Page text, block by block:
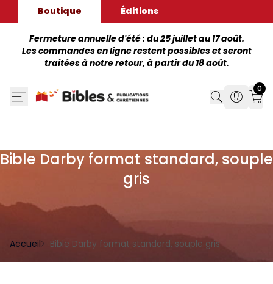
Boutique Éditions
Fermeture annuelle d'été : du 25 juillet au 17 août.
Les commandes en ligne restent possibles et seront
traitées à notre retour, à partir du 18 août.
Search
Search
0
Bible Darby format standard, souple
gris
Accueil Bible Darby format standard, souple gris